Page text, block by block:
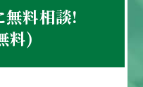
無料相談!
料)